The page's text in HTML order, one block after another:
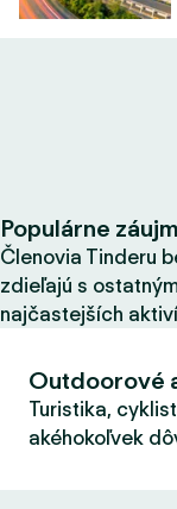
Populárne
Členovia Tinderu
zdieľajú s
najčastejších
Outdoorové
Turistika,
akéhokoľvek